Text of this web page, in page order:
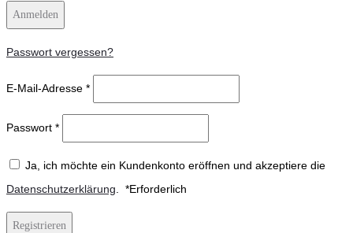
Anmelden
Passwort vergessen?
E-Mail-Adresse *
Passwort *
Ja, ich möchte ein Kundenkonto eröffnen und akzeptiere die
Datenschutzerklärung. *Erforderlich
Registrieren